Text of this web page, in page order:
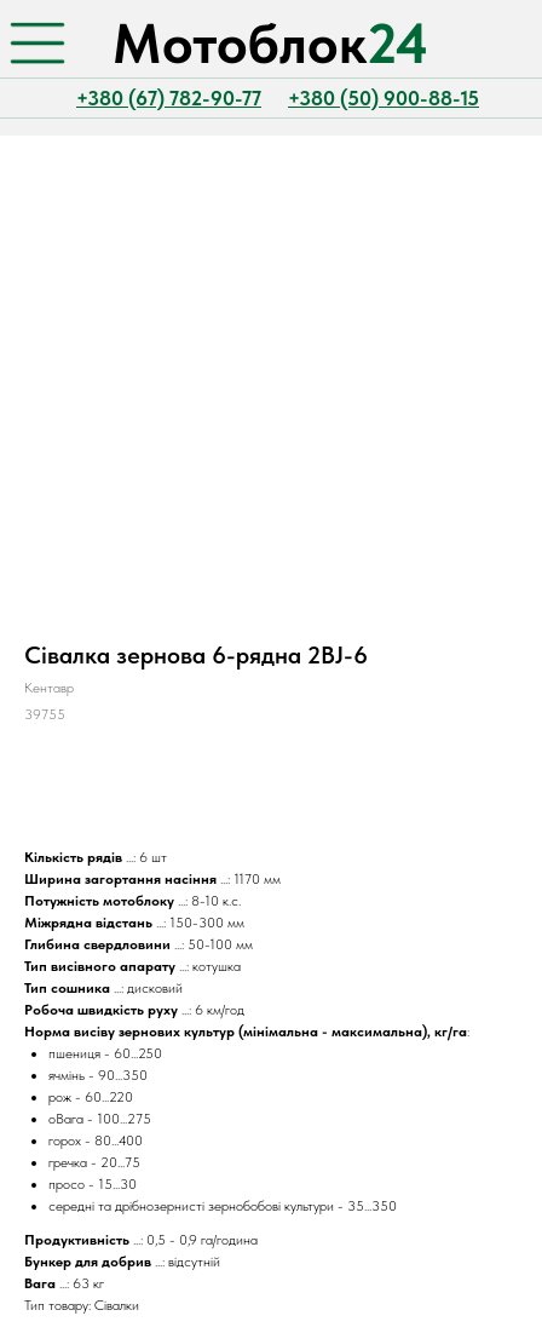
Мотоблок24
+380 (67) 782-90-77 +380 (50) 900-88-15
Сівалка зернова 6-рядна 2BJ-6
Кентавр
39755
Кількість рядів ...: 6 шт
Ширина загортання насіння ...: 1170 мм
Потужність мотоблоку ...: 8-10 к.с.
Міжрядна відстань ...: 150-300 мм
Глибина свердловини ...: 50-100 мм
Тип висівного апарату ...: котушка
Тип сошника ...: дисковий
Робоча швидкість руху ...: 6 км/год
Норма висіву зернових культур (мінімальна - максимальна), кг/га:
пшениця - 60...250
ячмінь - 90...350
рож - 60...220
оВага - 100...275
горох - 80...400
гречка - 20...75
просо - 15...30
середні та дрібнозернисті зернобобові культури - 35...350
Продуктивність ...: 0,5 - 0,9 га/година
Бункер для добрив ...: відсутній
Вага ...: 63 кг
Тип товару: Сівалки